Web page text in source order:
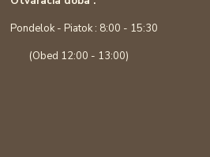
Pondelok - Piatok : 8:00 - 15:30
(Obed 12:00 - 13:00)